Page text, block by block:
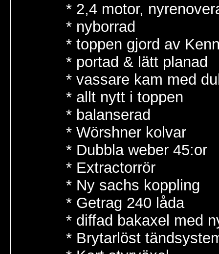
* 2,4 motor,
* nyborrad
* toppen gjord av
* portad & lätt planad
* vassare kam med
* allt nytt i toppen
* balanserad
* Wörshner kolvar
* Dubbla weber 45:or
* Extractorrör
* Ny sachs koppling
* Getrag 240 låda
* diffad bakaxel med
* Brytarlöst